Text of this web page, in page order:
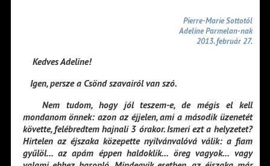
Pierre-Marie Sottotól
Adeline Parmelan-nak
2013. február 27.
Kedves Adeline!
Igen, persze a Csönd szavairól van szó.
Nem tudom, hogy jól teszem-e, de mégis el kell
mondanom önnek: azon az éjjelen, ami a második üzenetét
követte, felébredtem hajnali 3 órakor. Ismeri ezt a helyzetet?
Hirtelen az éjszaka közepette nyilvánvalóvá válik: a fiam
gyűlöl… az apám éppen haldoklik… öreg vagyok… vagy